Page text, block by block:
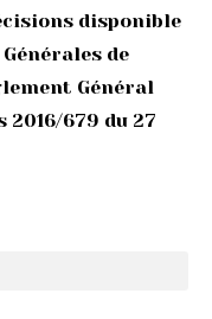
disponible
de
Général
679 du 27